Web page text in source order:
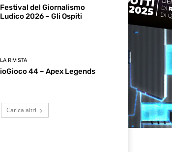
Festival del Giornalismo
Ludico 2026 – Gli Ospiti
LA RIVISTA
ioGioco 44 – Apex Legends
Carica altri